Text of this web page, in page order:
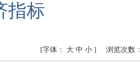
指标
浏览次数：
[字体： 大 中 小 ]